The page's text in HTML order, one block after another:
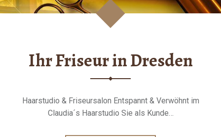
Ihr Friseur in Dresden
Haarstudio & Friseursalon Entspannt & Verwöhnt im
Claudia´s Haarstudio Sie als Kunde…